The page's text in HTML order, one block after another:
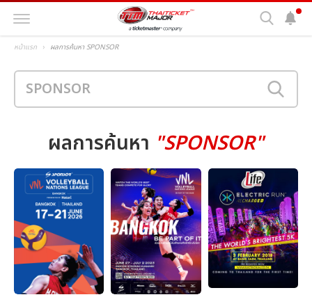
หน้าแรก ผลการค้นหา SPONSOR
ผลการค้นหา "SPONSOR"